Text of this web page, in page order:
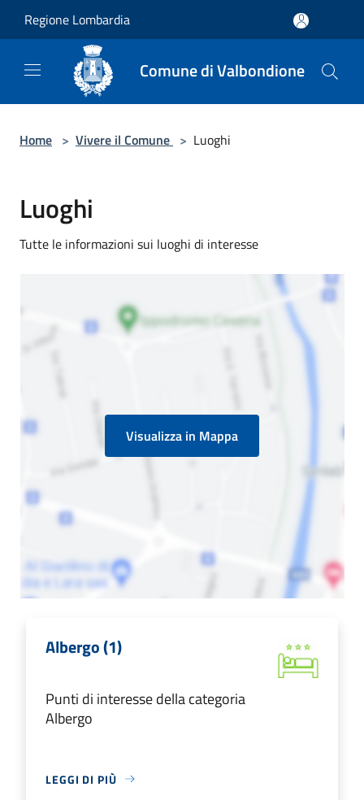
Regione Lombardia
Comune di Valbondione
Home > Vivere il Comune > Luoghi
Luoghi
Tutte le informazioni sui luoghi di interesse
Visualizza in Mappa
Albergo (1)
Punti di interesse della categoria
Albergo
LEGGI DI PIÙ